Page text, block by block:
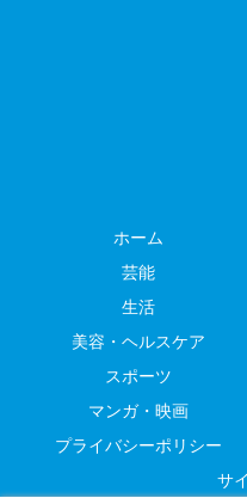
ホーム
芸能
生活
美容・ヘルスケア
スポーツ
マンガ・映画
プライバシーポリシー
サ